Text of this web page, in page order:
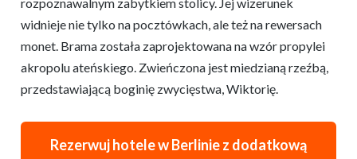
widnieje nie tylko na pocztówkach, ale też na rewersach
monet. Brama została zaprojektowana na wzór propylei
akropolu ateńskiego. Zwieńczona jest miedzianą rzeźbą,
przedstawiającą boginię zwycięstwa, Wiktorię.
Rezerwuj hotele w Berlinie z dodatkową